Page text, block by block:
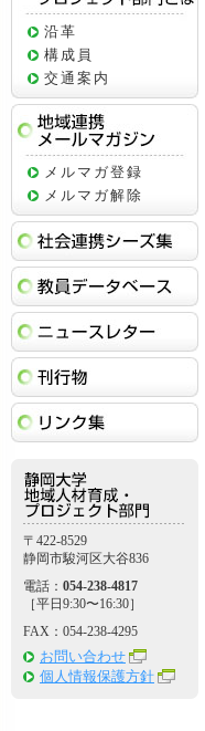
沿革
構成員
交通案内
メルマガ登録
メルマガ解除
〒422-8529
静岡市駿河区大谷836
電話： 054-238-4817
［平日9:30〜16:30］
FAX：054-238-4295
お問い合わせ
個人情報保護方針